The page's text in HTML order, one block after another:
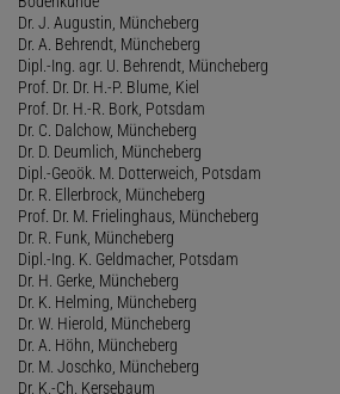
Dr. J. Augustin, Müncheberg
Dr. A. Behrendt, Müncheberg
Dipl.-Ing. agr. U. Behrendt, Müncheberg
Prof. Dr. Dr. H.-P. Blume, Kiel
Prof. Dr. H.-R. Bork, Potsdam
Dr. C. Dalchow, Müncheberg
Dr. D. Deumlich, Müncheberg
Dipl.-Geoök. M. Dotterweich, Potsdam
Dr. R. Ellerbrock, Müncheberg
Prof. Dr. M. Frielinghaus, Müncheberg
Dr. R. Funk, Müncheberg
Dipl.-Ing. K. Geldmacher, Potsdam
Dr. H. Gerke, Müncheberg
Dr. K. Helming, Müncheberg
Dr. W. Hierold, Müncheberg
Dr. A. Höhn, Müncheberg
Dr. M. Joschko, Müncheberg
Dr. K.-Ch. Kersebaum